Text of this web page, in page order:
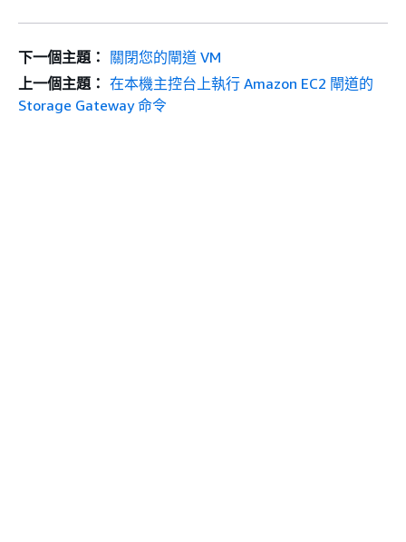
下一個主題：
關閉您的閘道 VM
上一個主題： 在本機主控台上執行 Amazon EC2 閘道的
Storage Gateway 命令